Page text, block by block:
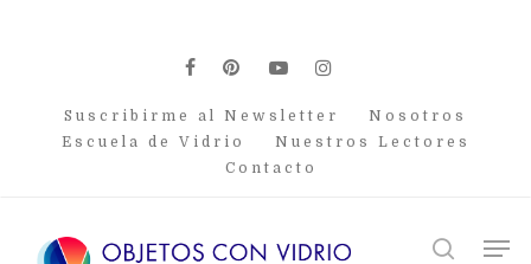
facebook
pinterest
youtubeinstagram
Suscribirme al Newsletter
Nosotros
Escuela de Vidrio
Nuestros Lectores
Contacto
search